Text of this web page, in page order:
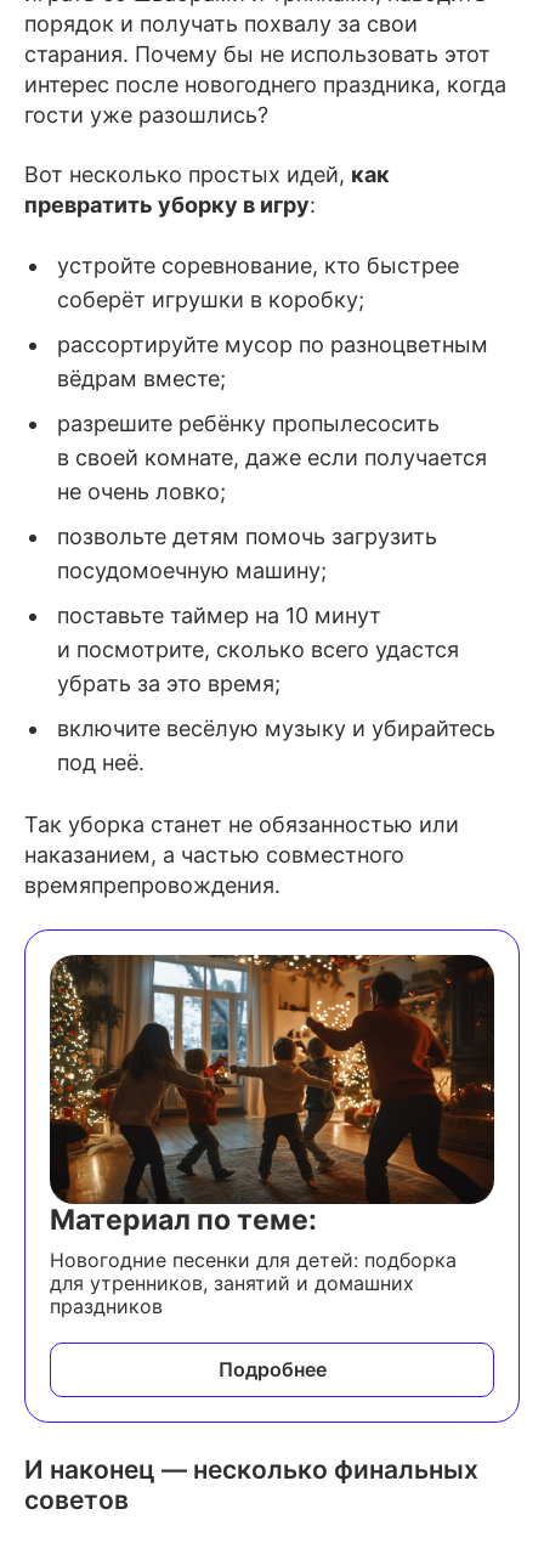
порядок и получать похвалу за свои
старания. Почему бы не использовать этот
интерес после новогоднего праздника, когда
гости уже разошлись?
Вот несколько простых идей, как
превратить уборку в игру:
устройте соревнование, кто быстрее
соберёт игрушки в коробку;
рассортируйте мусор по разноцветным
вёдрам вместе;
разрешите ребёнку пропылесосить
в своей комнате, даже если получается
не очень ловко;
позвольте детям помочь загрузить
посудомоечную машину;
поставьте таймер на 10 минут
и посмотрите, сколько всего удастся
убрать за это время;
включите весёлую музыку и убирайтесь
под неё.
Так уборка станет не обязанностью или
наказанием, а частью совместного
времяпрепровождения.
Материал по теме:
Новогодние песенки для детей: подборка
для утренников, занятий и домашних
праздников
Подробнее
И наконец — несколько финальных
советов